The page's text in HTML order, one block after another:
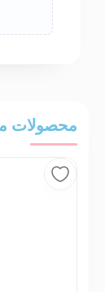
محصولات